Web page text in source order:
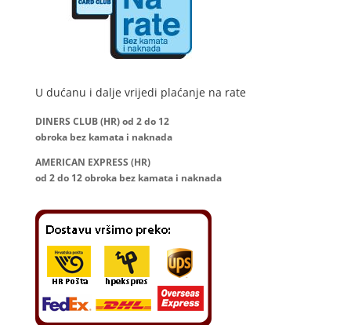
U dućanu i dalje vrijedi plaćanje na rate
DINERS CLUB (HR) od 2 do 12
obroka bez kamata i naknada
AMERICAN EXPRESS (HR)
od 2 do 12obroka bez kamata i naknada